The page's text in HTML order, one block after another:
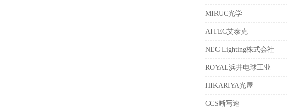
MIRUC光学
AITEC艾泰克
NEC Lighting株式会社
ROYAL浜井电球工业
HIKARIYA光屋
CCS晰写速